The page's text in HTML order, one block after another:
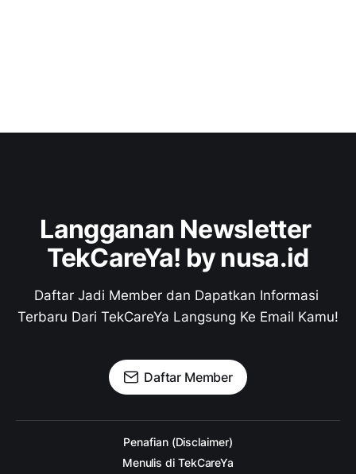
Langganan Newsletter
TekCareYa! by nusa.id
Daftar Jadi Member dan Dapatkan Informasi
Terbaru Dari TekCareYa Langsung Ke Email Kamu!
Daftar Member
Penafian (Disclaimer)
Menulis di TekCareYa